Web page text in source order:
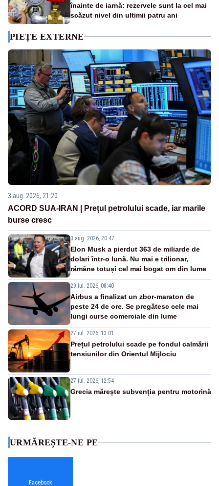
înainte de iarnă: rezervele sunt la cel mai
scăzut nivel din ultimii patru ani
PIEȚE EXTERNE
3 aug. 2026, 21:20
ACORD SUA-IRAN | Prețul petrolului scade, iar marile
burse cresc
3 aug. 2026, 20:47
Elon Musk a pierdut 363 de miliarde de
dolari într-o lună. Nu mai e trilionar,
rămâne totuși cel mai bogat om din lume
29 iul. 2026, 08:40
Airbus a finalizat un zbor-maraton de
peste 24 de ore. Se pregătesc cele mai
lungi curse comerciale din lume
27 iul. 2026, 13:01
Prețul petrolului scade pe fondul calmării
tensiunilor din Orientul Mijlociu
27 iul. 2026, 12:54
Grecia mărește subvenția pentru motorină
URMĂREȘTE-NE PE
Facebook